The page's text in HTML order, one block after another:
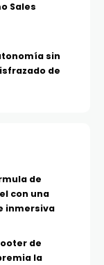
Sales
sin
de
de
con una
inmersiva
de
la